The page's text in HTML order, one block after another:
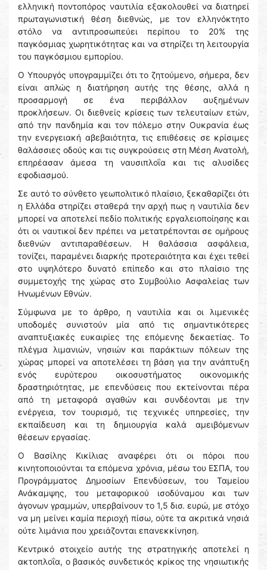
ελληνική ποντοπόρος ναυτιλία εξακολουθεί να διατηρεί
πρωταγωνιστική θέση διεθνώς, με τον ελληνόκτητο
στόλο να αντιπροσωπεύει περίπου το 20% της
παγκόσμιας χωρητικότητας και να στηρίζει τη λειτουργία
του παγκόσμιου εμπορίου.
Ο Υπουργός υπογραμμίζει ότι το ζητούμενο, σήμερα, δεν
είναι απλώς η διατήρηση αυτής της θέσης, αλλά η
προσαρμογή σε ένα περιβάλλον αυξημένων
προκλήσεων. Οι διεθνείς κρίσεις των τελευταίων ετών,
από την πανδημία και τον πόλεμο στην Ουκρανία έως
την ενεργειακή αβεβαιότητα, τις επιθέσεις σε κρίσιμες
θαλάσσιες οδούς και τις συγκρούσεις στη Μέση Ανατολή,
επηρέασαν άμεσα τη ναυσιπλοΐα και τις αλυσίδες
εφοδιασμού.
Σε αυτό το σύνθετο γεωπολιτικό πλαίσιο, ξεκαθαρίζει ότι
η Ελλάδα στηρίζει σταθερά την αρχή πως η ναυτιλία δεν
μπορεί να αποτελεί πεδίο πολιτικής εργαλειοποίησης και
ότι οι ναυτικοί δεν πρέπει να μετατρέπονται σε ομήρους
διεθνών αντιπαραθέσεων. Η θαλάσσια ασφάλεια,
τονίζει, παραμένει διαρκής προτεραιότητα και έχει τεθεί
στο υψηλότερο δυνατό επίπεδο και στο πλαίσιο της
συμμετοχής της χώρας στο Συμβούλιο Ασφαλείας των
Ηνωμένων Εθνών.
Σύμφωνα με το άρθρο, η ναυτιλία και οι λιμενικές
υποδομές συνιστούν μία από τις σημαντικότερες
αναπτυξιακές ευκαιρίες της επόμενης δεκαετίας. Το
πλέγμα λιμανιών, νησιών και παράκτιων πόλεων της
χώρας μπορεί να αποτελέσει τη βάση για την ανάπτυξη
ενός ευρύτερου οικοσυστήματος οικονομικής
δραστηριότητας, με επενδύσεις που εκτείνονται πέρα
από τη μεταφορά αγαθών και συνδέονται με την
ενέργεια, τον τουρισμό, τις τεχνικές υπηρεσίες, την
εκπαίδευση και τη δημιουργία καλά αμειβόμενων
θέσεων εργασίας.
Ο Βασίλης Κικίλιας αναφέρει ότι οι πόροι που
κινητοποιούνται τα επόμενα χρόνια, μέσω του ΕΣΠΑ, του
Προγράμματος Δημοσίων Επενδύσεων, του Ταμείου
Ανάκαμψης, του μεταφορικού ισοδύναμου και των
άγονων γραμμών, υπερβαίνουν το 1,5 δισ. ευρώ, με στόχο
να μη μείνει καμία περιοχή πίσω, ούτε τα ακριτικά νησιά
ούτε λιμάνια που χρειάζονται επανεκκίνηση.
Κεντρικό στοιχείο αυτής της στρατηγικής αποτελεί η
ακτοπλοΐα, ο βασικός συνδετικός κρίκος της νησιωτικής